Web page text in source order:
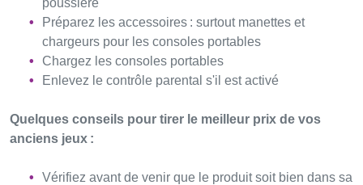
poussière
Préparez les accessoires : surtout manettes et
chargeurs pour les consoles portables
Chargez les consoles portables
Enlevez le contrôle parental s'il est activé
Quelques conseils pour tirer le meilleur prix de vos
anciens jeux :
Vérifiez avant de venir que le produit soit bien dans sa